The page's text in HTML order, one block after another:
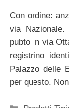
Con ordine:
via
pubto in via
registrino
Palazzo delle
per questo.